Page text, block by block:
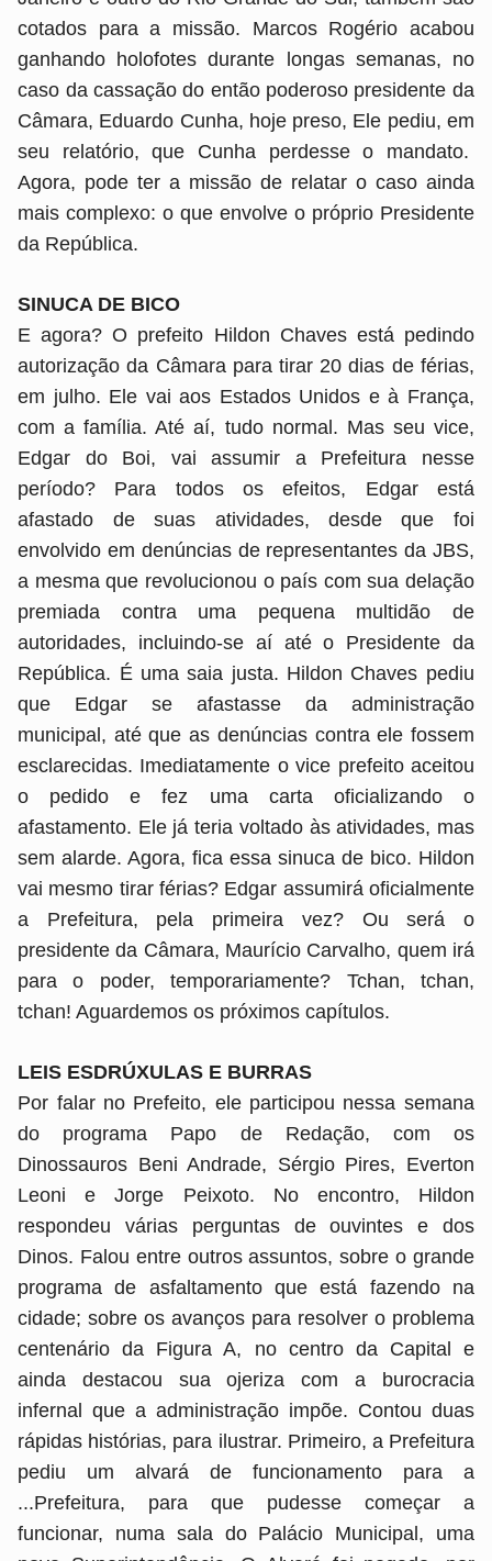
cotados para a missão. Marcos Rogério acabou
ganhando holofotes durante longas semanas, no
caso da cassação do então poderoso presidente da
Câmara, Eduardo Cunha, hoje preso, Ele pediu, em
seu relatório, que Cunha perdesse o mandato.
Agora, pode ter a missão de relatar o caso ainda
mais complexo: o que envolve o próprio Presidente
da República.
SINUCA DE BICO
E agora? O prefeito Hildon Chaves está pedindo
autorização da Câmara para tirar 20 dias de férias,
em julho. Ele vai aos Estados Unidos e à França,
com a família. Até aí, tudo normal. Mas seu vice,
Edgar do Boi, vai assumir a Prefeitura nesse
período? Para todos os efeitos, Edgar está
afastado de suas atividades, desde que foi
envolvido em denúncias de representantes da JBS,
a mesma que revolucionou o país com sua delação
premiada contra uma pequena multidão de
autoridades, incluindo-se aí até o Presidente da
República. É uma saia justa. Hildon Chaves pediu
que Edgar se afastasse da administração
municipal, até que as denúncias contra ele fossem
esclarecidas. Imediatamente o vice prefeito aceitou
o pedido e fez uma carta oficializando o
afastamento. Ele já teria voltado às atividades, mas
sem alarde. Agora, fica essa sinuca de bico. Hildon
vai mesmo tirar férias? Edgar assumirá oficialmente
a Prefeitura, pela primeira vez? Ou será o
presidente da Câmara, Maurício Carvalho, quem irá
para o poder, temporariamente? Tchan, tchan,
tchan! Aguardemos os próximos capítulos.
LEIS ESDRÚXULAS E BURRAS
Por falar no Prefeito, ele participou nessa semana
do programa Papo de Redação, com os
Dinossauros Beni Andrade, Sérgio Pires, Everton
Leoni e Jorge Peixoto. No encontro, Hildon
respondeu várias perguntas de ouvintes e dos
Dinos. Falou entre outros assuntos, sobre o grande
programa de asfaltamento que está fazendo na
cidade; sobre os avanços para resolver o problema
centenário da Figura A, no centro da Capital e
ainda destacou sua ojeriza com a burocracia
infernal que a administração impõe. Contou duas
rápidas histórias, para ilustrar. Primeiro, a Prefeitura
pediu um alvará de funcionamento para a
...Prefeitura, para que pudesse começar a
funcionar, numa sala do Palácio Municipal, uma